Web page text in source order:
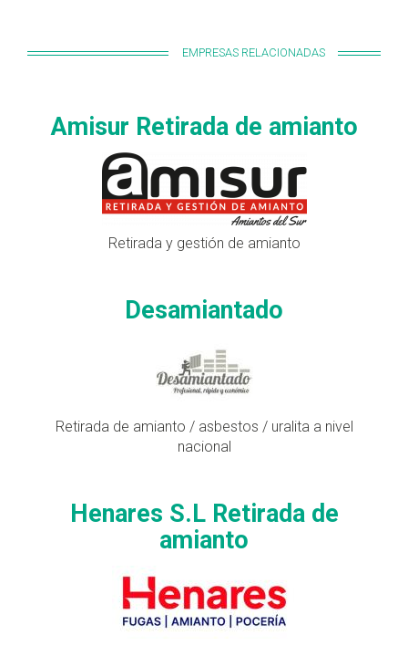
EMPRESAS RELACIONADAS
Amisur Retirada de amianto
Retirada y gestión de amianto
Desamiantado
Retirada de amianto / asbestos / uralita a nivel
nacional
Henares S.L Retirada de
amianto